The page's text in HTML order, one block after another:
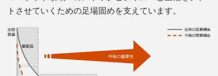
トさせていくための足場固めを支えています。